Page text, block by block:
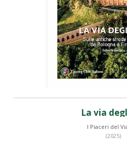
La via
I Piaceri del
(2025)